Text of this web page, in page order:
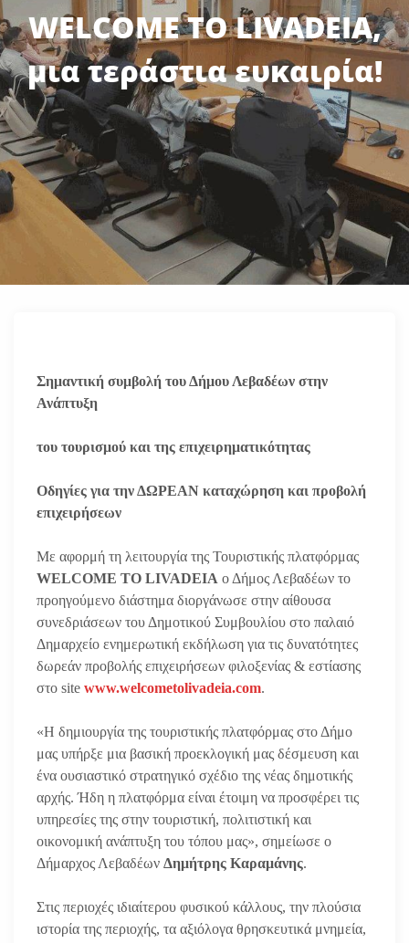
WELCOME TO LIVADEIA,
μια τεράστια ευκαιρία!
Σημαντική συμβολή του Δήμου Λεβαδέων στην
Ανάπτυξη
του τουρισμού και της επιχειρηματικότητας
Οδηγίες για την ΔΩΡΕΑΝ καταχώρηση και προβολή
επιχειρήσεων
Με αφορμή τη λειτουργία της Τουριστικής πλατφόρμας
WELCOME TO LIVADEIA ο Δήμος Λεβαδέων το
προηγούμενο διάστημα διοργάνωσε στην αίθουσα
συνεδριάσεων του Δημοτικού Συμβουλίου στο παλαιό
Δημαρχείο ενημερωτική εκδήλωση για τις δυνατότητες
δωρεάν προβολής επιχειρήσεων φιλοξενίας & εστίασης
στο site www.welcometolivadeia.com.
«Η δημιουργία της τουριστικής πλατφόρμας στο Δήμο
μας υπήρξε μια βασική προεκλογική μας δέσμευση και
ένα ουσιαστικό στρατηγικό σχέδιο της νέας δημοτικής
αρχής. Ήδη η πλατφόρμα είναι έτοιμη να προσφέρει τις
υπηρεσίες της στην τουριστική, πολιτιστική και
οικονομική ανάπτυξη του τόπου μας», σημείωσε ο
Δήμαρχος Λεβαδέων Δημήτρης Καραμάνης.
Στις περιοχές ιδιαίτερου φυσικού κάλλους, την πλούσια
ιστορία της περιοχής, τα αξιόλογα θρησκευτικά μνημεία,